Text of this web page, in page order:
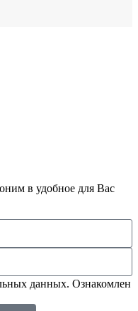
в удобное для Вас
данных. Ознакомлен